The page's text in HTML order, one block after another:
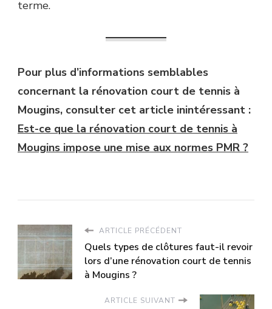
terme.
Pour plus d’informations semblables
concernant la rénovation court de tennis à
Mougins, consulter cet article inintéressant :
Est-ce que la rénovation court de tennis à
Mougins impose une mise aux normes PMR ?
ARTICLE PRÉCÉDENT
Quels types de clôtures faut-il revoir
lors d’une rénovation court de tennis
à Mougins ?
ARTICLE SUIVANT